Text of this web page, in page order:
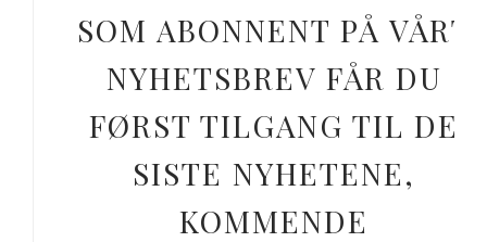
SOM ABONNENT PÅ VÅRT
NYHETSBREV FÅR DU
FØRST TILGANG TIL DE
SISTE NYHETENE,
KOMMENDE